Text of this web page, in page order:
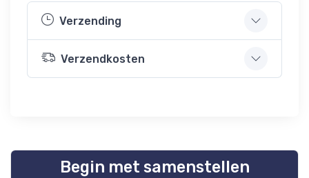
Verzending
Verzendkosten
Begin met samenstellen